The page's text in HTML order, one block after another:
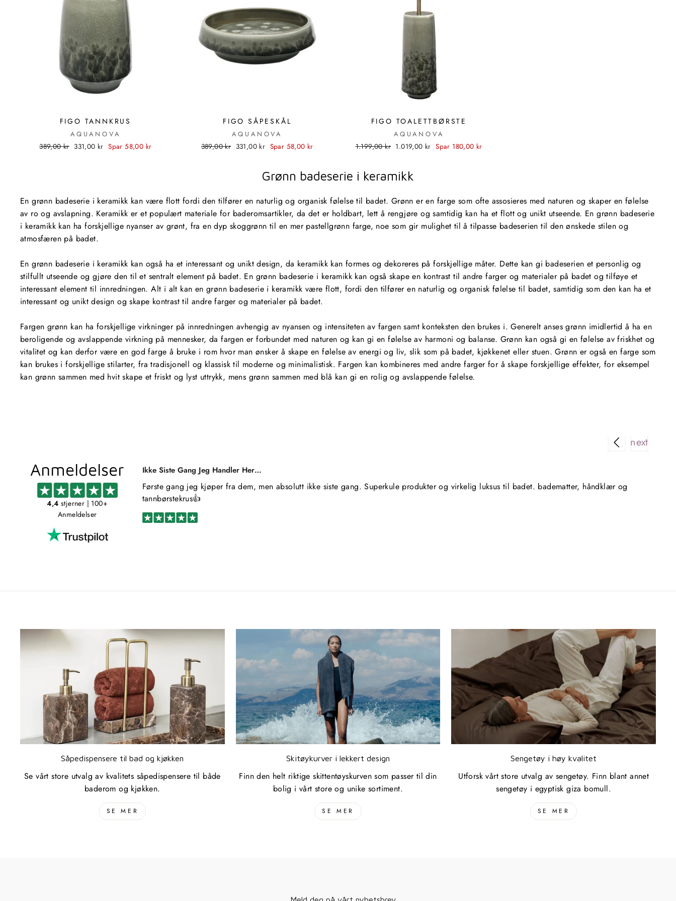
FIGO TANNKRUS
AQUANOVA
Standardpris
389,00 kr Utsalgspris
331,00 kr Spar 58,00 kr
FIGO SÅPESKÅL
AQUANOVA
Standardpris
389,00 kr Utsalgspris
331,00 kr Spar 58,00 kr
FIGO TOALETTBØRSTE
AQUANOVA
Standardpris
1.199,00 kr Utsalgspris
1.019,00 kr Spar 180,00 kr
Grønn badeserie i keramikk
En grønn badeserie i keramikk kan være flott fordi den tilfører en naturlig og organisk følelse til badet. Grønn er en farge som ofte assosieres med naturen og skaper en følelse
av ro og avslapning. Keramikk er et populært materiale for baderomsartikler, da det er holdbart, lett å rengjøre og samtidig kan ha et flott og unikt utseende. En grønn badeserie
i keramikk kan ha forskjellige nyanser av grønt, fra en dyp skoggrønn til en mer pastellgrønn farge, noe som gir mulighet til å tilpasse badeserien til den ønskede stilen og
atmosfæren på badet.
En grønn badeserie i keramikk kan også ha et interessant og unikt design, da keramikk kan formes og dekoreres på forskjellige måter. Dette kan gi badeserien et personlig og
stilfullt utseende og gjøre den til et sentralt element på badet. En grønn badeserie i keramikk kan også skape en kontrast til andre farger og materialer på badet og tilføye et
interessant element til innredningen. Alt i alt kan en grønn badeserie i keramikk være flott, fordi den tilfører en naturlig og organisk følelse til badet, samtidig som den kan ha et
interessant og unikt design og skape kontrast til andre farger og materialer på badet.
Fargen grønn kan ha forskjellige virkninger på innredningen avhengig av nyansen og intensiteten av fargen samt konteksten den brukes i. Generelt anses grønn imidlertid å ha en
beroligende og avslappende virkning på mennesker, da fargen er forbundet med naturen og kan gi en følelse av harmoni og balanse. Grønn kan også gi en følelse av friskhet og
vitalitet og kan derfor være en god farge å bruke i rom hvor man ønsker å skape en følelse av energi og liv, slik som på badet, kjøkkenet eller stuen. Grønn er også en farge som
kan brukes i forskjellige stilarter, fra tradisjonell og klassisk til moderne og minimalistisk. Fargen kan kombineres med andre farger for å skape forskjellige effekter, for eksempel
kan grønn sammen med hvit skape et friskt og lyst uttrykk, mens grønn sammen med blå kan gi en rolig og avslappende følelse.
Anmeldelser
4,4stjerner | 100+
Anmeldelser
Ikke Siste Gang Jeg Handler Her…
Første gang jeg kjøper fra dem, men absolutt ikke siste gang. Superkule produkter og virkelig luksus til badet. badematter, håndklær og
tannbørstekrus👍
Såpedispensere til bad og kjøkken
Se vårt store utvalg av kvalitets såpedispensere til både
baderom og kjøkken.
SE MER
Skitøykurver i lekkert design
Finn den helt riktige skittentøyskurven som passer til din
bolig i vårt store og unike sortiment.
SE MER
Sengetøy i høy kvalitet
Utforsk vårt store utvalg av sengetøy. Finn blant annet
sengetøy i egyptisk giza bomull.
SE MER
Meld deg på vårt nyhetsbrev